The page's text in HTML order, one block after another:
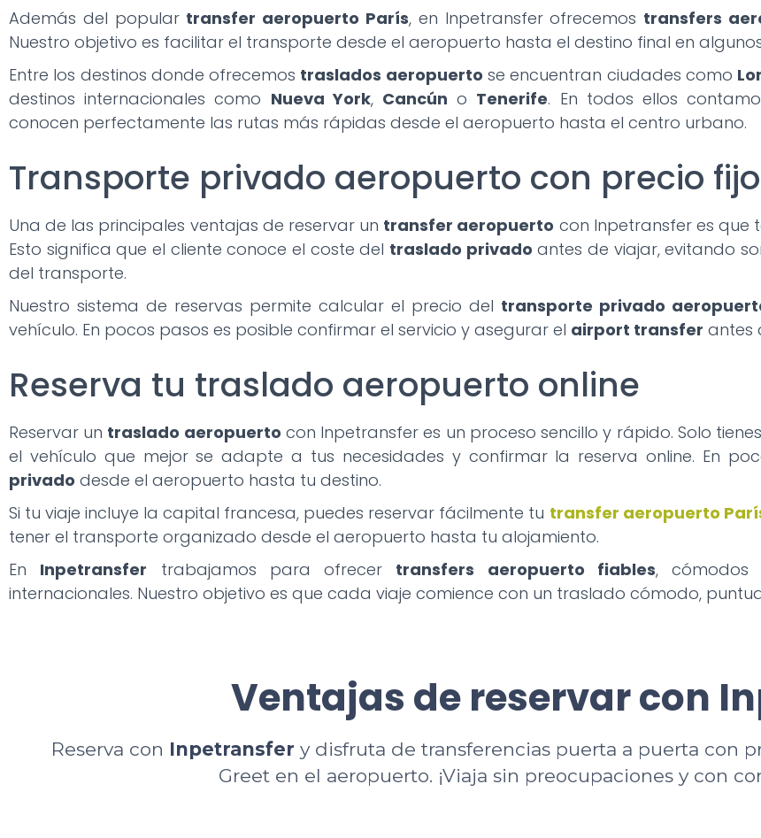
Además del popular transfer aeropuerto París, en Inpetransfer ofrecemos transfers
Nuestro objetivo es facilitar el transporte desde el aeropuerto hasta el destino final en
Entre los destinos donde ofrecemos traslados aeropuerto se encuentran ciudades como
destinos internacionales como Nueva York, Cancún o Tenerife. En todos ellos
conocen perfectamente las rutas más rápidas desde el aeropuerto hasta el centro urbano.
Transporte privado aeropuerto con precio fijo
Una de las principales ventajas de reservar un transfer aeropuerto con Inpetransfer es que
Esto significa que el cliente conoce el coste del traslado privado antes de viajar, evitando
del transporte.
Nuestro sistema de reservas permite calcular el precio del transporte privado
vehículo. En pocos pasos es posible confirmar el servicio y asegurar el airport transfer antes
Reserva tu traslado aeropuerto online
Reservar un traslado aeropuerto con Inpetransfer es un proceso sencillo y rápido. Solo
el vehículo que mejor se adapte a tus necesidades y confirmar la reserva online. En
privado desde el aeropuerto hasta tu destino.
Si tu viaje incluye la capital francesa, puedes reservar fácilmente tu transfer aeropuerto
tener el transporte organizado desde el aeropuerto hasta tu alojamiento.
En Inpetransfer trabajamos para ofrecer transfers aeropuerto fiables, cómodos
internacionales. Nuestro objetivo es que cada viaje comience con un traslado cómodo,
Ventajas de reservar con
Reserva con Inpetransfer y disfruta de transferencias puerta a puerta con
Greet en el aeropuerto. ¡Viaja sin preocupaciones y con